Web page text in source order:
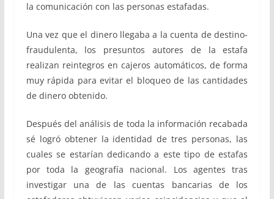
la comunicación con las personas estafadas.
Una vez que el dinero llegaba a la cuenta de destino-
fraudulenta, los presuntos autores de la estafa
realizan reintegros en cajeros automáticos, de forma
muy rápida para evitar el bloqueo de las cantidades
de dinero obtenido.
Después del análisis de toda la información recabada
sé logró obtener la identidad de tres personas, las
cuales se estarían dedicando a este tipo de estafas
por toda la geografía nacional. Los agentes tras
investigar una de las cuentas bancarias de los